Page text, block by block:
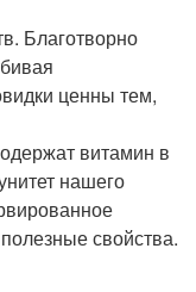
Благотворно
ценны тем,
витамин в
нашего
свойства.